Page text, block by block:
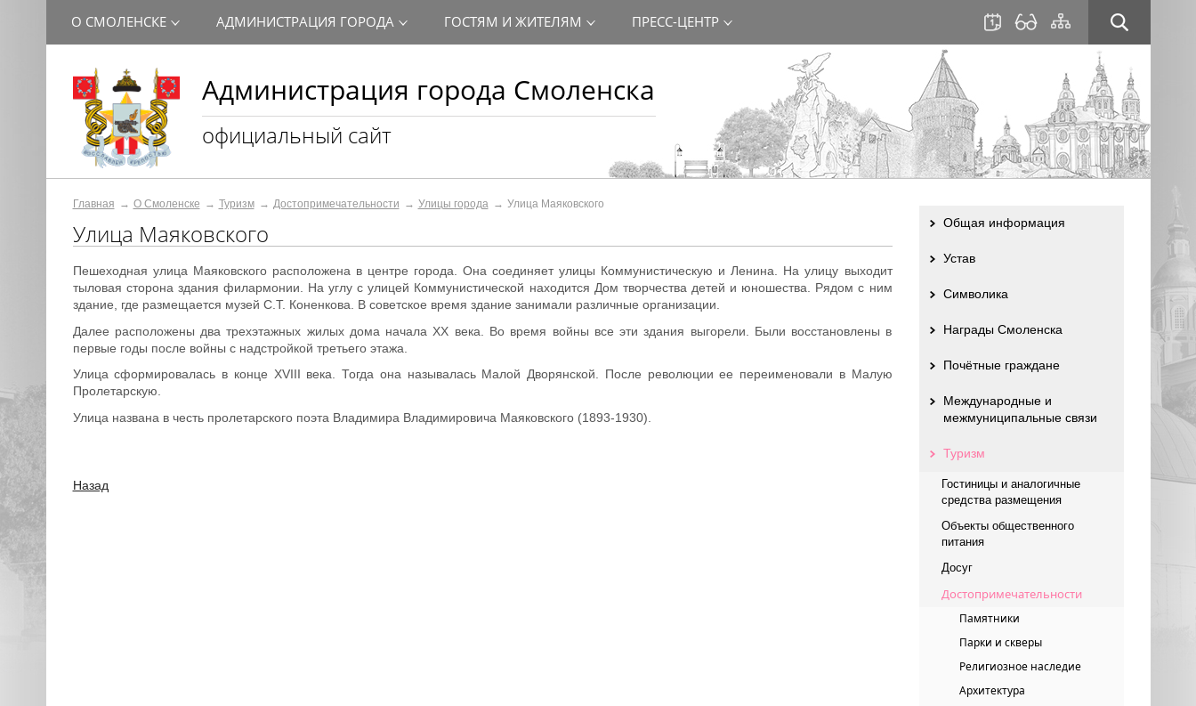
Администрация города Смоленска
официальный сайт
О СМОЛЕНСКЕ АДМИНИСТРАЦИЯ ГОРОДА ГОСТЯМ И ЖИТЕЛЯМ ПРЕСС-ЦЕНТР
Главная О Смоленске Туризм Достопримечательности Улицы города Улица Маяковского
Улица Маяковского
Пешеходная улица Маяковского расположена в центре города. Она соединяет улицы Коммунистическую и Ленина. На улицу выходит
тыловая сторона здания филармонии. На углу с улицей Коммунистической находится Дом творчества детей и юношества. Рядом с ним
здание, где размещается музей С.Т. Коненкова. В советское время здание занимали различные организации.
Далее расположены два трехэтажных жилых дома начала XX века. Во время войны все эти здания выгорели. Были восстановлены в
первые годы после войны с надстройкой третьего этажа.
Улица сформировалась в конце XVIII века. Тогда она называлась Малой Дворянской. После революции ее переименовали в Малую
Пролетарскую.
Улица названа в честь пролетарского поэта Владимира Владимировича Маяковского (1893-1930).
Назад
Общая информация
Устав
Символика
Награды Смоленска
Почётные граждане
Международные и
межмуниципальные связи
Туризм
Гостиницы и аналогичные
средства размещения
Объекты общественного
питания
Досуг
Достопримечательности
Памятники
Парки и скверы
Религиозное наследие
Архитектура